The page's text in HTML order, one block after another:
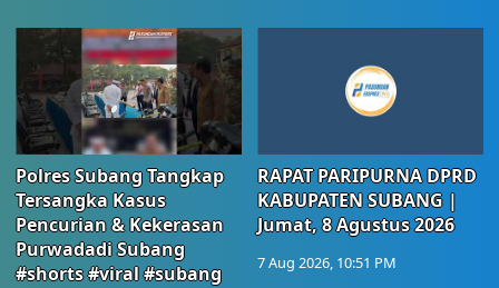
Polres Subang Tangkap
Tersangka Kasus
Pencurian & Kekerasan
Purwadadi Subang
#shorts #viral #subang
RAPAT PARIPURNA DPRD
KABUPATEN SUBANG |
Jumat, 8 Agustus 2026
7 Aug 2026, 10:51 PM